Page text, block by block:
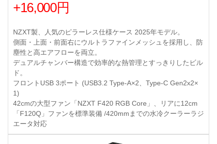
+16,000円
NZXT製、人気のピラーレス仕様ケース 2025年モデル。
側面・上面・前面右にウルトラファインメッシュを採用し、防
塵性と高エアフローを両立。
デュアルチャンバー構造で効率的な熱管理とすっきりしたビル
ド。
フロントUSB 3ポート (USB3.2 Type-A×2、Type-C Gen2x2×
1)
42cmの大型ファン「NZXT F420 RGB Core」、リアに12cm
「F120Q」ファンを標準装備 /420mmまでの水冷クーラーラジ
エータ対応